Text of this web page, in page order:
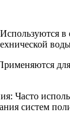
в
Часто
систем